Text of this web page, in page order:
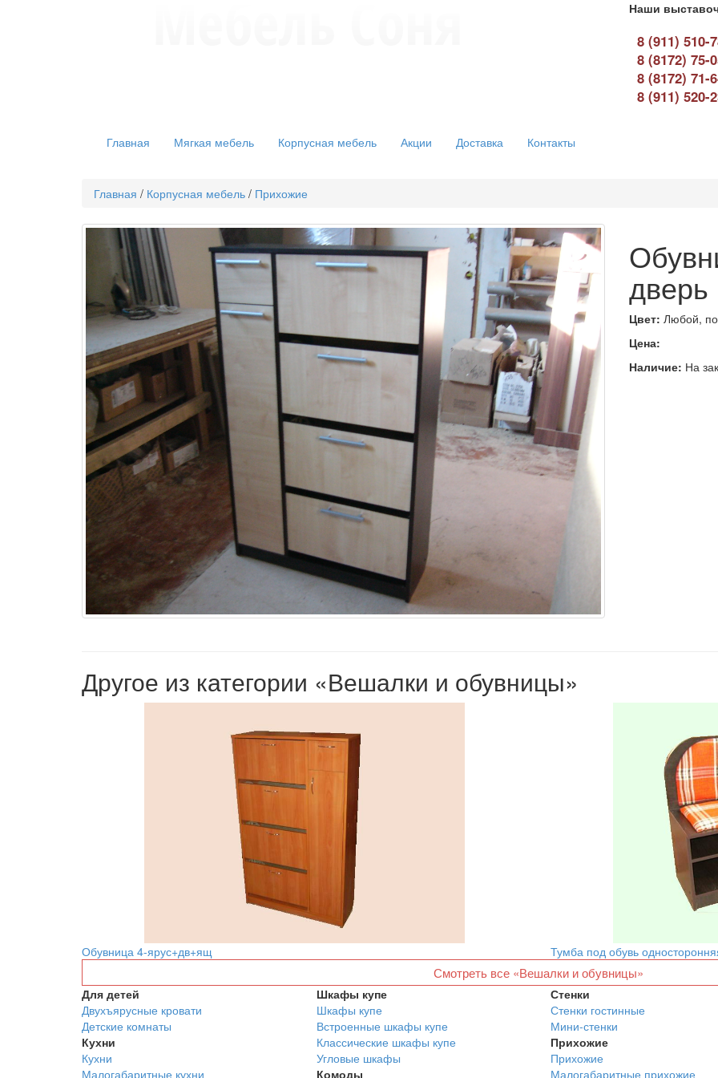
Наши
8 (911) 510-
8 (8172) 75-
8 (8172) 71-
8 (911) 520-
Главная Мягкая мебель Корпусная мебель Акции Доставка Контакты
Главная / Корпусная мебель / Прихожие
дверь
Цвет: Любой,
Цена:
Наличие: На
Другое из категории «Вешалки и обувницы»
Обувница 4-ярус+дв+ящ Тумба под обувь
Смотреть все «Вешалки и обувницы»
Для детей
Двухъярусные кровати
Детские комнаты
Кухни
Кухни
Малогабаритные кухни
Шкафы купе
Шкафы купе
Встроенные шкафы купе
Классические шкафы купе
Угловые шкафы
Комоды
Стенки
Стенки гостинные
Мини-стенки
Прихожие
Прихожие
Малогабаритные прихожие